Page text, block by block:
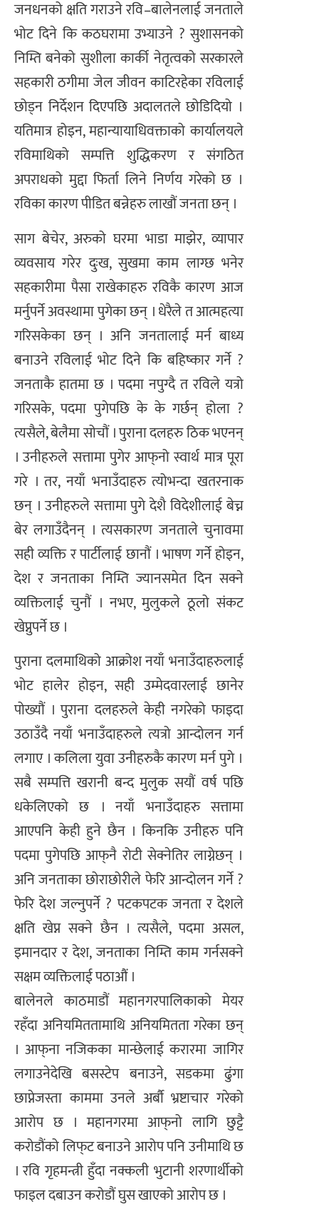
जनधनको क्षति गराउने रवि–बालेनलाई जनताले
भोट दिने कि कठघरामा उभ्याउने ? सुशासनको
निम्ति बनेको सुशीला कार्की नेतृत्वको सरकारले
सहकारी ठगीमा जेल जीवन काटिरहेका रविलाई
छोड्न निर्देशन दिएपछि अदालतले छोडिदियो ।
यतिमात्र होइन, महान्यायाधिवक्ताको कार्यालयले
रविमाथिको सम्पत्ति शुद्धिकरण र संगठित
अपराधको मुद्दा फिर्ता लिने निर्णय गरेको छ ।
रविका कारण पीडित बन्नेहरु लाखौं जनता छन् ।
साग बेचेर, अरुको घरमा भाडा माझेर, व्यापार
व्यवसाय गरेर दुःख, सुखमा काम लाग्छ भनेर
सहकारीमा पैसा राखेकाहरु रविकै कारण आज
मर्नुपर्ने अवस्थामा पुगेका छन् । धेरैले त आत्महत्या
गरिसकेका छन् । अनि जनतालाई मर्न बाध्य
बनाउने रविलाई भोट दिने कि बहिष्कार गर्ने ?
जनताकै हातमा छ । पदमा नपुग्दै त रविले यत्रो
गरिसके, पदमा पुगेपछि के के गर्छन् होला ?
त्यसैले, बेलैमा सोचौं । पुराना दलहरु ठिक भएनन्
। उनीहरुले सत्तामा पुगेर आफ्‌नो स्वार्थ मात्र पूरा
गरे । तर, नयाँ भनाउँदाहरु त्योभन्दा खतरनाक
छन् । उनीहरुले सत्तामा पुगे देशै विदेशीलाई बेच्न
बेर लगाउँदैनन् । त्यसकारण जनताले चुनावमा
सही व्यक्ति र पार्टीलाई छानौं । भाषण गर्ने होइन,
देश र जनताका निम्ति ज्यानसमेत दिन सक्ने
व्यक्तिलाई चुनौं । नभए, मुलुकले ठूलो संकट
खेप्नुपर्ने छ ।
पुराना दलमाथिको आक्रोश नयाँ भनाउँदाहरुलाई
भोट हालेर होइन, सही उम्मेदवारलाई छानेर
पोख्यौं । पुराना दलहरुले केही नगरेको फाइदा
उठाउँदै नयाँ भनाउँदाहरुले त्यत्रो आन्दोलन गर्न
लगाए । कलिला युवा उनीहरुकै कारण मर्न पुगे ।
सबै सम्पत्ति खरानी बन्द मुलुक सयौं वर्ष पछि
धकेलिएको छ । नयाँ भनाउँदाहरु सत्तामा
आएपनि केही हुने छैन । किनकि उनीहरु पनि
पदमा पुगेपछि आफ्‌नै रोटी सेक्नेतिर लाग्नेछन् ।
अनि जनताका छोराछोरीले फेरि आन्दोलन गर्ने ?
फेरि देश जल्नुपर्ने ? पटकपटक जनता र देशले
क्षति खेप्न सक्ने छैन । त्यसैले, पदमा असल,
इमानदार र देश, जनताका निम्ति काम गर्नसक्ने
सक्षम व्यक्तिलाई पठाऔं ।
बालेनले काठमाडौं महानगरपालिकाको मेयर
रहँदा अनियमिततामाथि अनियमितता गरेका छन्
। आफ्‌ना नजिकका मान्छेलाई करारमा जागिर
लगाउनेदेखि बसस्टेप बनाउने, सडकमा ढुंगा
छाप्नेजस्ता काममा उनले अर्बौ भ्रष्टाचार गरेको
आरोप छ । महानगरमा आफ्‌नो लागि छुट्टै
करोडौंको लिफ्‌ट बनाउने आरोप पनि उनीमाथि छ
। रवि गृहमन्त्री हुँदा नक्कली भुटानी शरणार्थीको
फाइल दबाउन करोडौं घुस खाएको आरोप छ ।